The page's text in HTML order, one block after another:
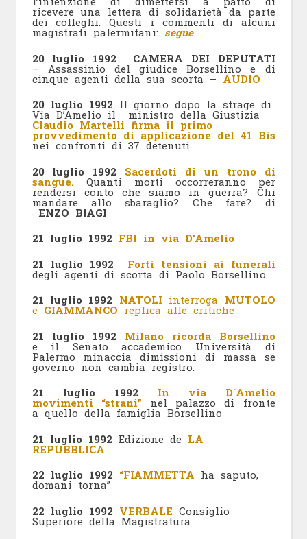
ricevere una lettera di solidarietà da parte
dei colleghi. Questi i commenti di alcuni
magistrati palermitani: segue
20 luglio 1992
CAMERA DEI DEPUTATI
– Assassinio del giudice Borsellino e di
cinque agenti della sua scorta – AUDIO
20 luglio 1992 Il giorno dopo la strage di
Via D’Amelio il ministro della Giustizia
Claudio Martelli firma il primo
provvedimento di applicazione del 41 Bis
nei confronti di 37 detenuti
20 luglio 1992 Sacerdoti di un trono di
sangue. Quanti morti occorreranno per
rendersi conto che siamo in guerra? Chi
mandare allo sbaraglio? Che fare? di
ENZO BIAGI
21 luglio 1992 FBI in via D’Amelio
21 luglio 1992
Forti tensioni ai funerali
degli agenti di scorta di Paolo Borsellino
21 luglio 1992 NATOLI interroga MUTOLO
e GIAMMANCO replica alle critiche
21 luglio 1992
Milano ricorda Borsellino
e il Senato accademico Università di
Palermo minaccia dimissioni di massa se
governo non cambia registro.
21 luglio 1992 In via D´Amelio
movimenti “strani” nel palazzo di fronte
a quello della famiglia Borsellino
21 luglio 1992 Edizione de LA
REPUBBLICA
22 luglio 1992 “FIAMMETTA ha saputo,
domani torna”
22 luglio 1992 VERBALE Consiglio
Superiore della Magistratura